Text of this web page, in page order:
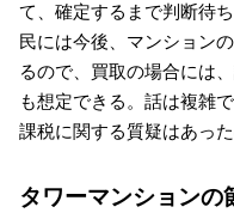
て、確定するまで判断待
民には今後、マンションの
るので、買取の場合には
も想定できる。話は複雑
課税に関する質疑はあった
タワーマンションの